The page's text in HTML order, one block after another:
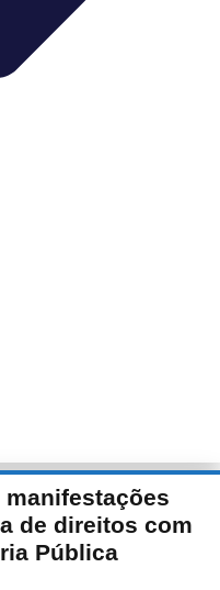
manifestações
de direitos com
Pública